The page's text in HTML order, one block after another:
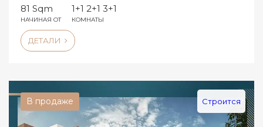
81 Sqm
НАЧИНАЯ ОТ
1+1 2+1 3+1
КОМНАТЫ
ДЕТАЛИ
В продаже Строится